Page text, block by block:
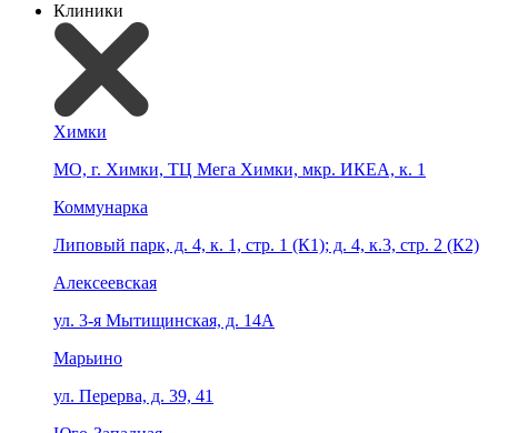
Клиники
Химки
МО, г. Химки, ТЦ Мега Химки, мкр. ИКЕА, к. 1
Коммунарка
Липовый парк, д. 4, к. 1, стр. 1 (К1); д. 4, к.3, стр. 2 (К2)
Алексеевская
ул. 3-я Мытищинская, д. 14А
Марьино
ул. Перерва, д. 39, 41